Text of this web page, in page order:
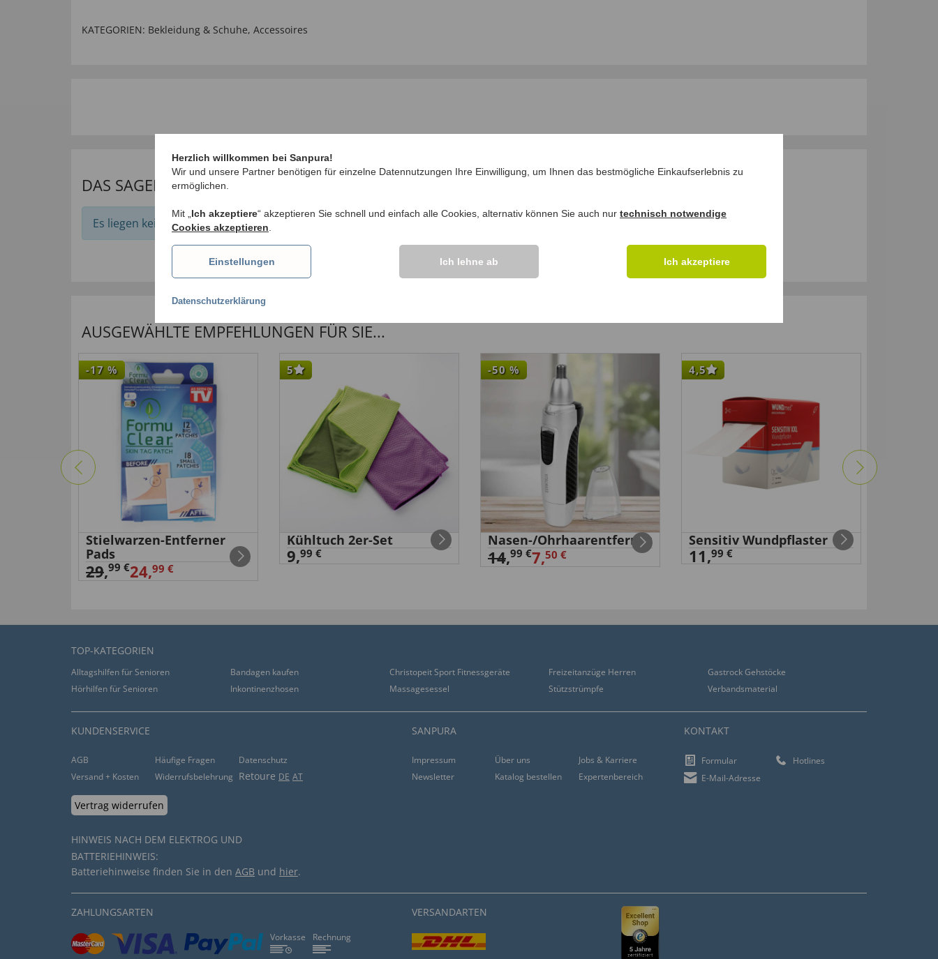
KATEGORIEN: Bekleidung & Schuhe, Accessoires
DAS SAGEN UNSERE KUNDEN
Es liegen keine Bewertungen zu diesem Artikel vor. Frage stellen
AUSGEWÄHLTE EMPFEHLUNGEN FÜR SIE...
-17 %
Stielwarzen-Entferner
Pads
29,99 €24,99 €
5
Kühltuch 2er-Set
9,99 €
-50 %
Nasen-/Ohrhaarentferner
14,99 €7,50 €
4,5
Sensitiv Wundpflaster
11,99 €
TOP-KATEGORIEN
Alltagshilfen für Senioren Bandagen kaufen Christopeit Sport Fitnessgeräte Freizeitanzüge Herren
Gastrock Gehstöcke
Hörhilfen für Senioren
Inkontinenzhosen Massagesessel Stützstrümpfe Verbandsmaterial
KUNDENSERVICE
AGB Häufige Fragen
Datenschutz
Versand + Kosten
Widerrufsbelehrung Retoure DE AT
Vertrag widerrufen
HINWEIS NACH DEM ELEKTROG UND
BATTERIEHINWEIS:
Batteriehinweise finden Sie in den AGB und hier.
SANPURA
Impressum Über uns
Jobs & Karriere
Newsletter
Katalog bestellen Expertenbereich
KONTAKT
Formular
Hotlines
E-Mail-Adresse
ZAHLUNGSARTEN
Vorkasse Rechnung
VERSANDARTEN
Herzlich willkommen bei Sanpura!
Wir und unsere Partner benötigen für einzelne Datennutzungen Ihre Einwilligung, um Ihnen das bestmögliche Einkaufserlebnis zu
ermöglichen.
Mit „ Ich akzeptiere“ akzeptieren Sie schnell und einfach alle Cookies, alternativ können Sie auch nur technisch notwendige
Cookies akzeptieren
Einstellungen Ich lehne ab Ich akzeptiere
Datenschutzerklärung